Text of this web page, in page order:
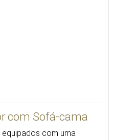
com Sofá-cama
com uma